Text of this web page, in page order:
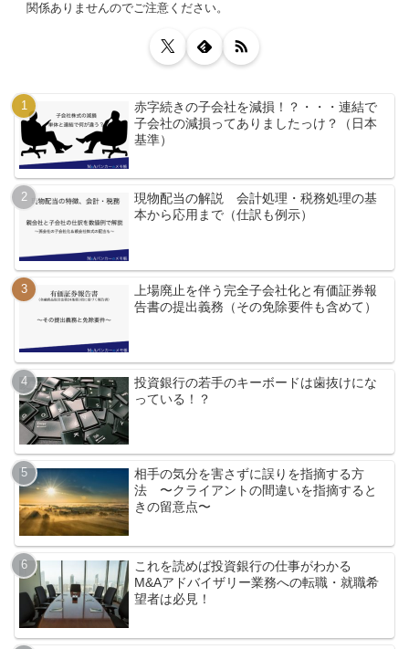
関係ありませんのでご注意ください。
赤字続きの子会社を減損！？・・・連結で
子会社の減損ってありましたっけ？（日本
基準）
現物配当の解説 会計処理・税務処理の基
本から応用まで（仕訳も例示）
上場廃止を伴う完全子会社化と有価証券報
告書の提出義務（その免除要件も含めて）
投資銀行の若手のキーボードは歯抜けにな
っている！？
相手の気分を害さずに誤りを指摘する方
法 〜クライアントの間違いを指摘すると
きの留意点〜
これを読めば投資銀行の仕事がわかる
M&Aアドバイザリー業務への転職・就職希
望者は必見！